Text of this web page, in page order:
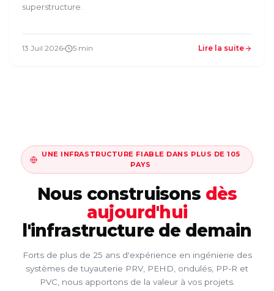
superstructure.
13 Juil 2026 5 min Lire la suite
UNE INFRASTRUCTURE FIABLE DANS PLUS DE 105
PAYS
Nous construisons dès
aujourd'hui
l'infrastructure de demain
Forts de plus de 25 ans d'expérience en ingénierie des
systèmes de tuyauterie PRV, PEHD, ondulés, PP-R et
PVC, nous apportons de la valeur à vos projets.